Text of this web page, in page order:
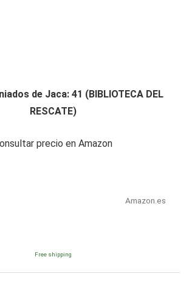
de Jaca: 41 (BIBLIOTECA DEL
RESCATE)
precio en Amazon
Amazon.es
Free shipping